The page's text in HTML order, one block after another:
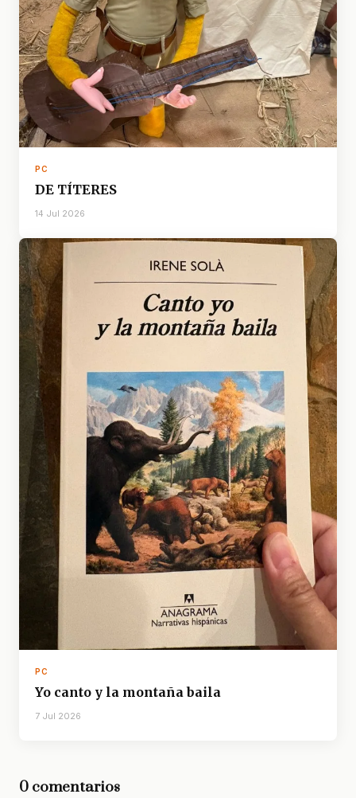
PC
DE TÍTERES
14 Jul 2026
PC
Yo canto y la montaña baila
7 Jul 2026
0 comentarios